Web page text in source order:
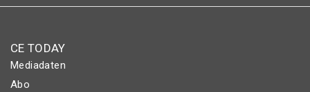
CE TODAY
Mediadaten
Abo